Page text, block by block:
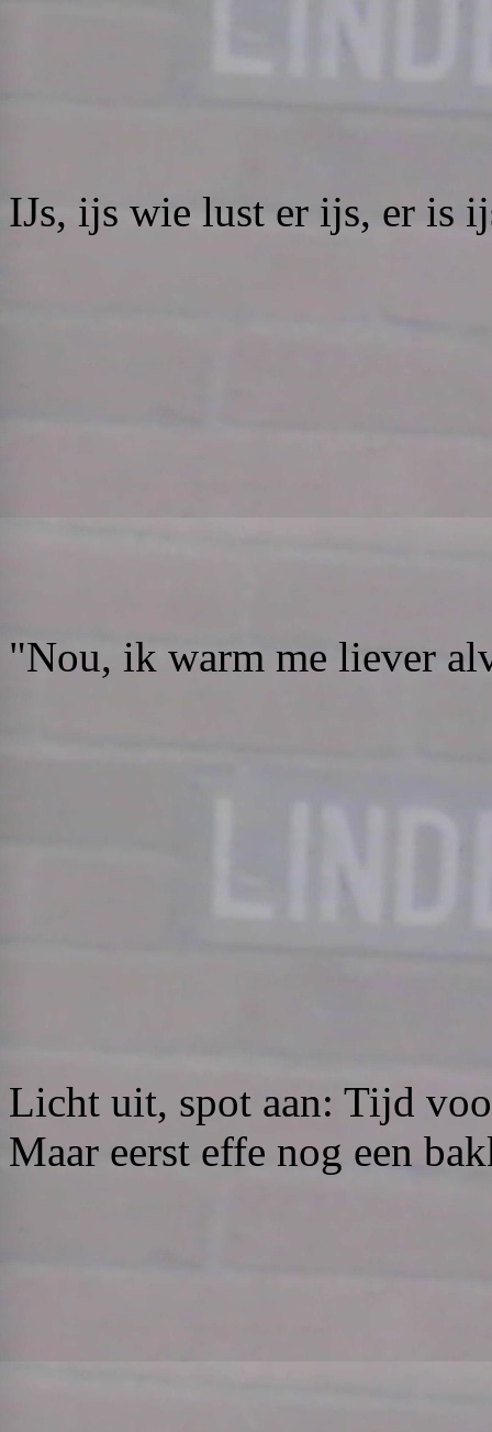
IJs, ijs wie lust er ijs, er is
"Nou, ik warm me liever
Licht uit, spot aan: Tijd
Maar eerst effe nog een